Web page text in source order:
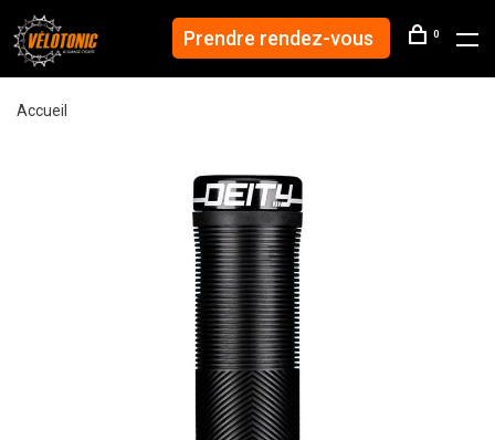
Prendre rendez-vous 0
Accueil